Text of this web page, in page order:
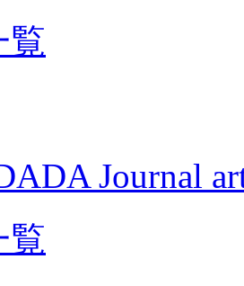
覧
Journal
覧